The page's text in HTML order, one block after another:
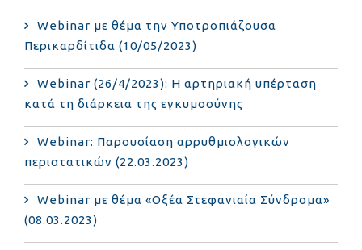
Webinar με θέμα την Υποτροπιάζουσα
Περικαρδίτιδα (10/05/2023)
Webinar (26/4/2023): Η αρτηριακή υπέρταση
κατά τη διάρκεια της εγκυμοσύνης
Webinar: Παρουσίαση αρρυθμιολογικών
περιστατικών (22.03.2023)
Webinar με θέμα «Οξέα Στεφανιαία Σύνδρομα»
(08.03.2023)